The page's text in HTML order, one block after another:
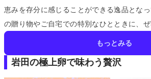
恵みを存分に感じることができる逸品とな
の贈り物やご自宅での特別なひとときに、ぜ
もっとみる
岩田の極上卵で味わう贅沢